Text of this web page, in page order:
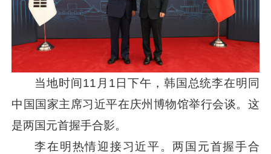
当地时间11月1日下午，韩国总统李在明同
中国国家主席习近平在庆州博物馆举行会谈。这
是两国元首握手合影。
李在明热情迎接习近平。两国元首握手合